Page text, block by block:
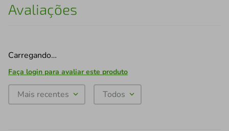
Avaliações
Carregando…
Faça login para avaliar este produto
Mais recentes Todos